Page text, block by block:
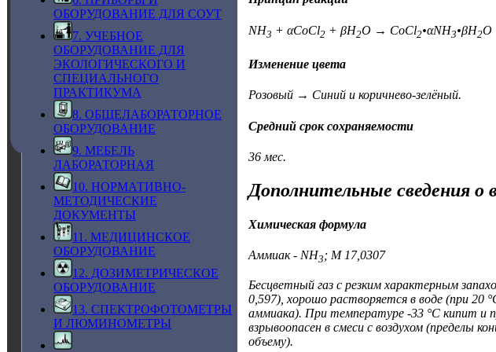
ОБОРУДОВАНИЕ ДЛЯ СОУТ
7. УЧЕБНОЕ
ОБОРУДОВАНИЕ ДЛЯ
ЭКОЛОГИЧЕСКОГО И
СПЕЦИАЛЬНОГО
ПРАКТИКУМА
8. ОБЩЕЛАБОРАТОРНОЕ
ОБОРУДОВАНИЕ
9. МЕБЕЛЬ
ЛАБОРАТОРНАЯ
10. НОРМАТИВНО-
МЕТОДИЧЕСКИЕ
ДОКУМЕНТЫ
11. МЕДИЦИНСКОЕ
ОБОРУДОВАНИЕ
12. ДОЗИМЕТРИЧЕСКОЕ
ОБОРУДОВАНИЕ
13. СПЕКТРОФОТОМЕТРЫ
И ЛЮМИНОМЕТРЫ
NH3 + αCoCl2 + βH2O → CoCl2•αNH3•βH2O
Изменение цвета
Розовый → Синий и коричнево-зелёный.
Средний срок сохраняемости
36 мес.
Дополнительные сведения о
Химическая формула
Аммиак - NH3 ; M 17,0307
Бесцветный газ с резким характерным
0,597), хорошо растворяется в воде (при 20
аммиака). При температуре -33 °С кипит и
взрывоопасен в смеси с воздухом (пределы
объему).